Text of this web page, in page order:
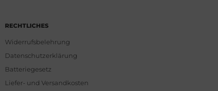
RECHTLICHES
Widerrufsbelehrung
Datenschutzerklärung
Batteriegesetz
Liefer- und Versandkosten